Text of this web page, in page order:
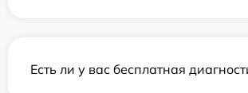
Есть ли у вас бесплатная